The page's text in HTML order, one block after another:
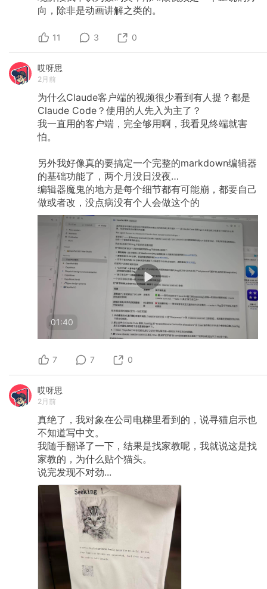
向，除非是动画讲解之类的。
11 3 0
哎呀思
2月前
为什么Claude客户端的视频很少看到有人提？都是
Claude Code？使用的人先入为主了？
我一直用的客户端，完全够用啊，我看见终端就害
怕。
另外我好像真的要搞定一个完整的markdown编辑器
的基础功能了，两个月没日没夜…
编辑器魔鬼的地方是每个细节都有可能崩，都要自己
做或者改，没点病没有个人会做这个的
01:40
7 7 0
哎呀思
2月前
真绝了，我对象在公司电梯里看到的，说寻猫启示也
不知道写中文。
我随手翻译了一下，结果是找家教呢，我就说这是找
家教的，为什么贴个猫头。
说完发现不对劲...